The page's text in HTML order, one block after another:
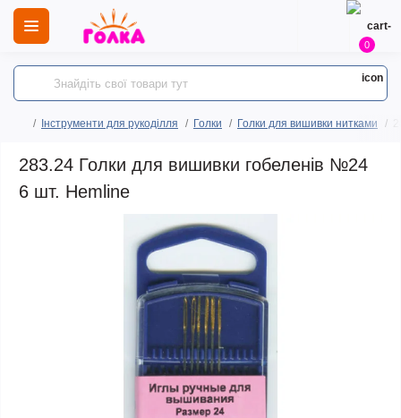
0
Інструменти для рукоділля Голки Голки для вишивки нитками
283.24 Голки для вишивки гобеленів №24
6 шт. Hemline